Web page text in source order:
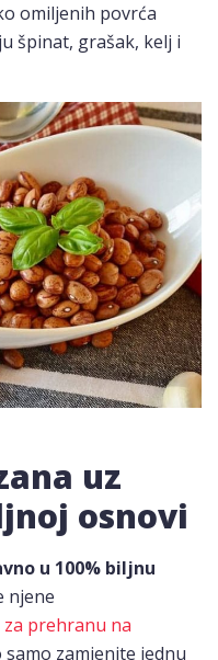
omiljenih povrća
špinat, grašak, kelj i
uz
osnovi
u 100% biljnu
njene
za prehranu na
zamjenite jednu